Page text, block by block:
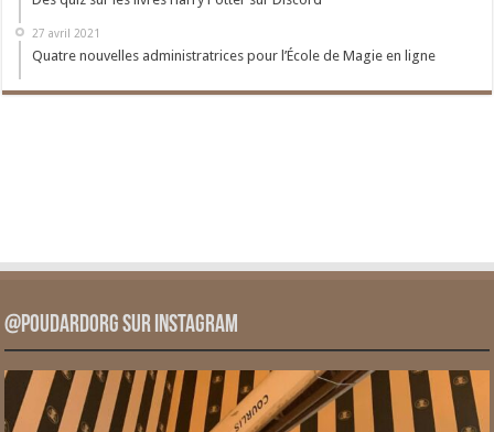
27 avril 2021
Quatre nouvelles administratrices pour l’École de Magie en ligne
@PoudardOrg sur Instagram